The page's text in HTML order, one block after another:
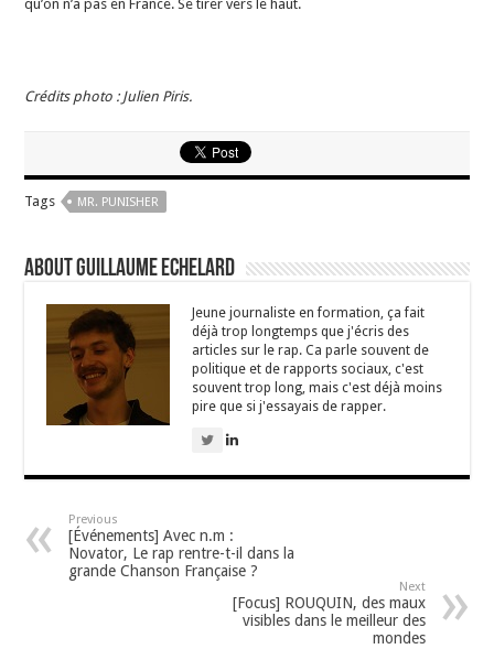
qu’on n’a pas en France. Se tirer vers le haut.
Crédits photo : Julien Piris.
Tags MR. PUNISHER
About Guillaume Echelard
Jeune journaliste en formation, ça fait
déjà trop longtemps que j'écris des
articles sur le rap. Ca parle souvent de
politique et de rapports sociaux, c'est
souvent trop long, mais c'est déjà moins
pire que si j'essayais de rapper.
Previous
[Événements] Avec n.m :
Novator, Le rap rentre-t-il dans la
grande Chanson Française ?
Next
[Focus] ROUQUIN, des maux
visibles dans le meilleur des
mondes